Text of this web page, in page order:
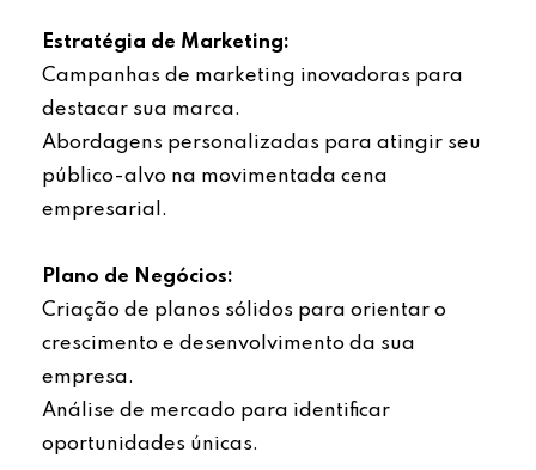
Estratégia de Marketing:
Campanhas de marketing inovadoras para
destacar sua marca.
Abordagens personalizadas para atingir seu
público-alvo na movimentada cena
empresarial.
Plano de Negócios:
Criação de planos sólidos para orientar o
crescimento e desenvolvimento da sua
empresa.
Análise de mercado para identificar
oportunidades únicas.